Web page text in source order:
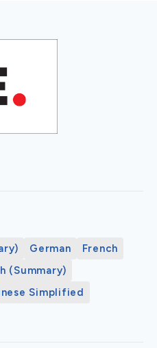
German
French
(Summary)
Simplified